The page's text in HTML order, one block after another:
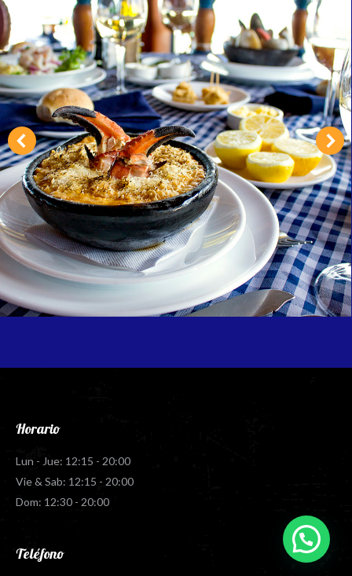
Horario
Lun - Jue: 12:15 - 20:00
Vie & Sab: 12:15 - 20:00
Dom: 12:30 - 20:00
Teléfono